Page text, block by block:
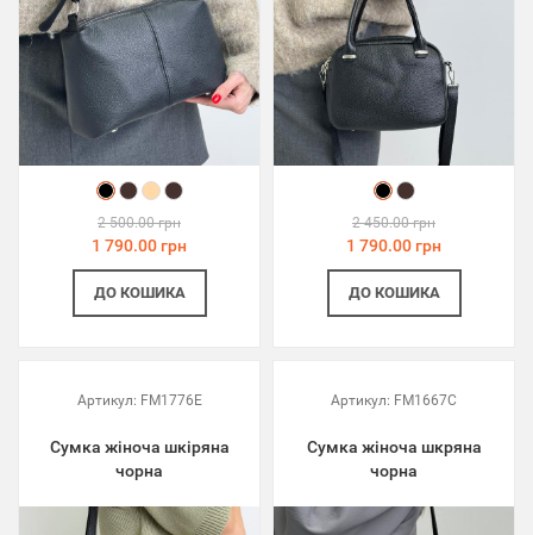
2 500.00 грн
1 790.00 грн
ДО КОШИКА
2 450.00 грн
1 790.00 грн
ДО КОШИКА
Артикул: FM1776E
Сумка жіноча шкіряна
чорна
Артикул: FM1667C
Сумка жіноча шкряна
чорна